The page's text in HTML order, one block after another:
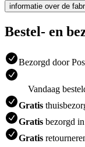
informatie over de
Bestel- en
Bezorgd door
Vandaag
Gratis
Gratis bezorgd
Gratis